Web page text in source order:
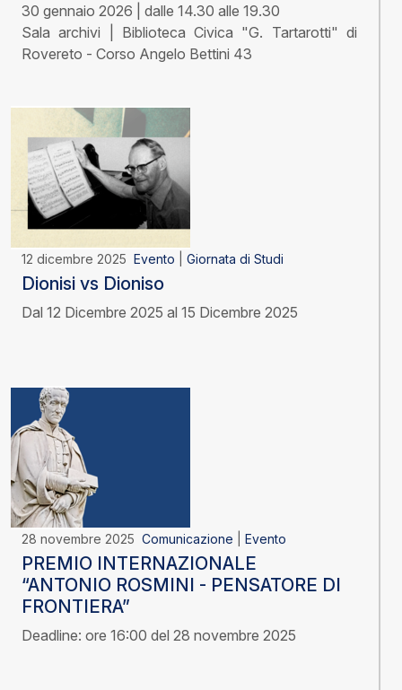
30 gennaio 2026 | dalle 14.30 alle 19.30
Sala archivi | Biblioteca Civica "G. Tartarotti" di
Rovereto - Corso Angelo Bettini 43
12 dicembre 2025 Evento Giornata di Studi
Dionisi vs Dioniso
Dal 12 Dicembre 2025 al 15 Dicembre 2025
28 novembre 2025 Comunicazione Evento
PREMIO INTERNAZIONALE
“ANTONIO ROSMINI - PENSATORE DI
FRONTIERA”
Deadline: ore 16:00 del 28 novembre 2025